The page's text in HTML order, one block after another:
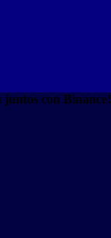
juntos con Binance!